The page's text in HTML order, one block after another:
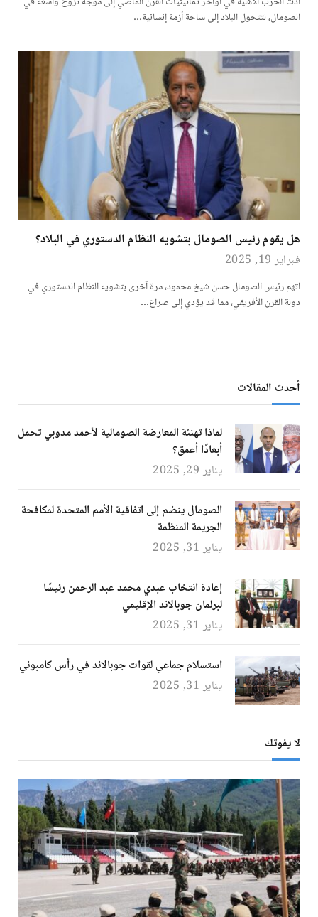
الصومال، لتتحول البلاد إلى ساحة أزمة إنسانية…
هل يقوم رئيس الصومال بتشويه النظام الدستوري في البلاد؟
فبراير 19, 2025
اتهم رئيس الصومال حسن شيخ محمود، مرة آخرى بتشويه النظام الدستوري في
دولة القرن الأفريقي، مما قد يؤدي إلى صراع…
أحدث المقالات
لماذا تهنئة المعارضة الصومالية لأحمد مدوبي تحمل
أبعادًا أعمق؟
يناير 29, 2025
الصومال ينضم إلى اتفاقية الأمم المتحدة لمكافحة
الجريمة المنظمة
يناير 31, 2025
إعادة انتخاب عبدي محمد عبد الرحمن رئيسًا
لبرلمان جوبالاند الإقليمي
يناير 31, 2025
استسلام جماعي لقوات جوبالاند في رأس كامبوني
يناير 31, 2025
لا يفوتك